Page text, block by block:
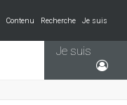
Contenu Recherche
Je suis
Je suis